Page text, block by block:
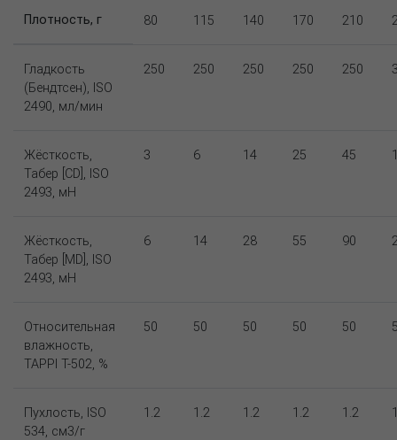
Плотность, г 80 115 140 170 210
Гладкость
(Бендтсен), ISO
2490, мл/мин
250 250 250 250 250
Жёсткость,
Табер [CD], ISO
2493, мН
3 6 14 25 45
Жёсткость,
Табер [MD], ISO
2493, мН
6 14 28 55 90
Относительная
влажность,
TAPPI T-502, %
50 50 50 50 50
Пухлость, ISO
534, см3/г
1.2 1.2 1.2 1.2 1.2